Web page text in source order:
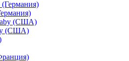
(США)